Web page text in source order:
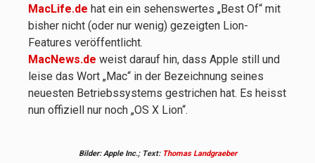
MacLife.de hat ein ein sehenswertes „Best Of“ mit
bisher nicht (oder nur wenig) gezeigten Lion-
Features veröffentlicht.
MacNews.de weist darauf hin, dass Apple still und
leise das Wort „Mac“ in der Bezeichnung seines
neuesten Betriebssystems gestrichen hat. Es heisst
nun offiziell nur noch „OS X Lion“.
Bilder: Apple Inc.; Text: Thomas Landgraeber